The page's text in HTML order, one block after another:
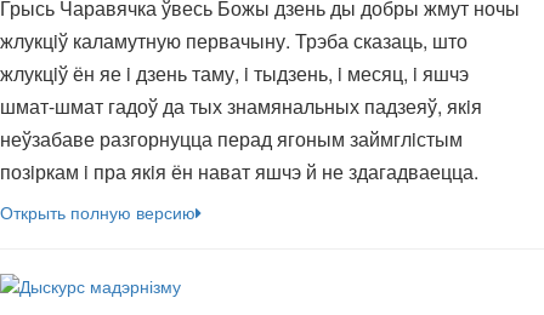
Грысь Чаравячка ўвесь Божы дзень ды добры жмут ночы
жлукцiў каламутную первачыну. Трэба сказаць, што
жлукцiў ён яе i дзень таму, i тыдзень, i месяц, i яшчэ
шмат-шмат гадоў да тых знамянальных падзеяў, якiя
неўзабаве разгорнуцца перад ягоным займглiстым
позiркам i пра якiя ён нават яшчэ й не здагадваецца.
Открыть полную версию